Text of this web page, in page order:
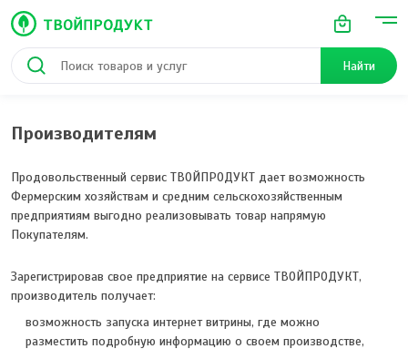
Найти
Производителям
Продовольственный сервис ТВОЙПРОДУКТ дает возможность
Фермерским хозяйствам и средним сельскохозяйственным
предприятиям выгодно реализовывать товар напрямую
Покупателям.
Зарегистрировав свое предприятие на сервисе ТВОЙПРОДУКТ,
производитель получает:
возможность запуска интернет витрины, где можно
разместить подробную информацию о своем производстве,